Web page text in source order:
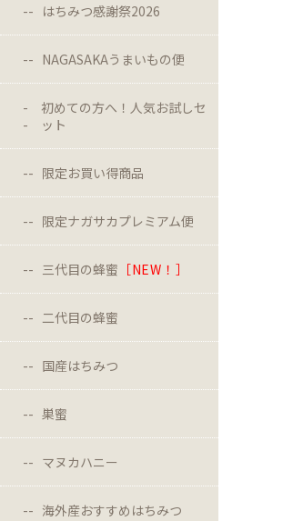
はちみつ感謝祭2026
NAGASAKAうまいもの便
初めての方へ！人気お試しセ
ット
限定お買い得商品
限定ナガサカプレミアム便
三代目の蜂蜜 ［NEW！］
二代目の蜂蜜
国産はちみつ
巣蜜
マヌカハニー
海外産おすすめはちみつ